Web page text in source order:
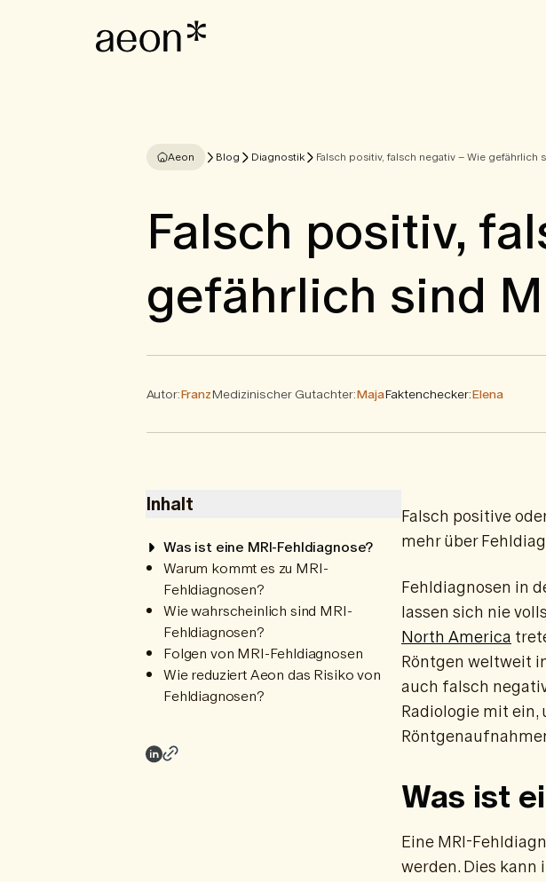
Aeon Blog Diagnostik Falsch positiv, falsch negativ – Wie gefährlich
Falsch positiv,
gefährlich sind
Autor:FranzMedizinischer Gutachter:MajaFaktenchecker:Elena
Inhalt
Was ist eine MRI-Fehldiagnose?
Warum kommt es zu MRI-
Fehldiagnosen?
Wie wahrscheinlich sind MRI-
Fehldiagnosen?
Folgen von MRI-Fehldiagnosen
Wie reduziert Aeon das Risiko von
Fehldiagnosen?
Falsch positive
mehr über
Fehldiagnosen in
lassen sich nie
North America
Röntgen weltweit
auch falsch
Radiologie mit ein,
Was ist
Eine MRI-
werden. Dies